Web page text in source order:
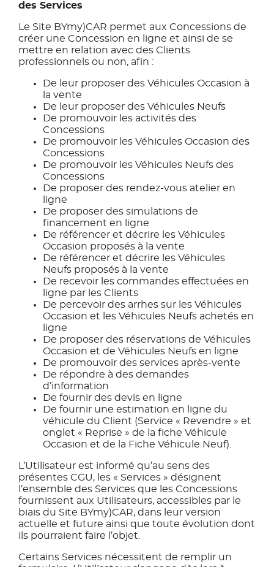
des Services
Le Site BYmy)CAR permet aux Concessions de
créer une Concession en ligne et ainsi de se
mettre en relation avec des Clients
professionnels ou non, afin :
De leur proposer des Véhicules Occasion à
la vente
De leur proposer des Véhicules Neufs
De promouvoir les activités des
Concessions
De promouvoir les Véhicules Occasion des
Concessions
De promouvoir les Véhicules Neufs des
Concessions
De proposer des rendez-vous atelier en
ligne
De proposer des simulations de
financement en ligne
De référencer et décrire les Véhicules
Occasion proposés à la vente
De référencer et décrire les Véhicules
Neufs proposés à la vente
De recevoir les commandes effectuées en
ligne par les Clients
De percevoir des arrhes sur les Véhicules
Occasion et les Véhicules Neufs achetés en
ligne
De proposer des réservations de Véhicules
Occasion et de Véhicules Neufs en ligne
De promouvoir des services après-vente
De répondre à des demandes
d’information
De fournir des devis en ligne
De fournir une estimation en ligne du
véhicule du Client (Service « Revendre » et
onglet « Reprise » de la fiche Véhicule
Occasion et de la Fiche Véhicule Neuf).
L’Utilisateur est informé qu’au sens des
présentes CGU, les « Services » désignent
l’ensemble des Services que les Concessions
fournissent aux Utilisateurs, accessibles par le
biais du Site BYmy)CAR, dans leur version
actuelle et future ainsi que toute évolution dont
ils pourraient faire l’objet.
Certains Services nécessitent de remplir un